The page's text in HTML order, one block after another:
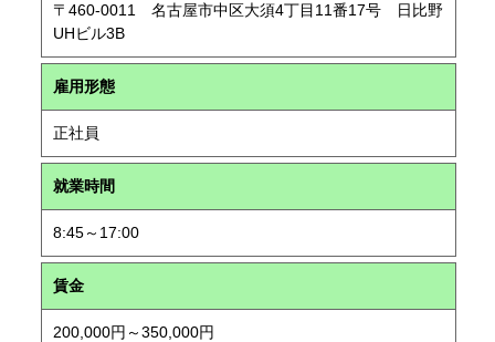
〒460-0011 名古屋市中区大須4丁目11番17号 日比野
UHビル3B
雇用形態
正社員
就業時間
8:45～17:00
賃金
200,000円～350,000円